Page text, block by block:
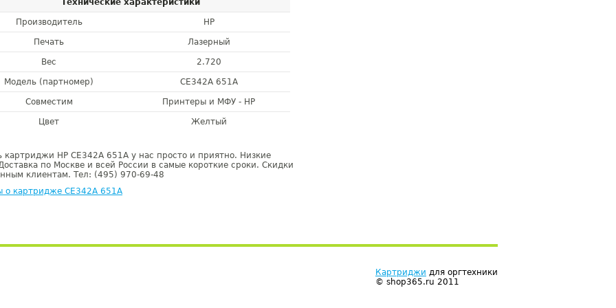
Технические характеристики
Производитель HP
Печать Лазерный
Вес 2.720
Модель (партномер) CE342A 651A
Совместим Принтеры и МФУ - HP
Цвет Желтый
картриджи HP CE342A 651A у нас просто и приятно. Низкие
по Москве и всей России в самые короткие сроки. Скидки
клиентам. Тел: (495) 970-69-48
о картридже CE342A 651A
Картриджи для оргтехники
© shop365.ru 2011